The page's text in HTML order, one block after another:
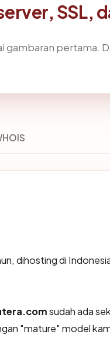
SSL,
gambaran pertama.
dihosting di
sudah ada
"mature" model